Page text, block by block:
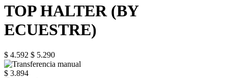
TOP HALTER (BY
ECUESTRE)
$ 4.592 $ 5.290
$ 3.894